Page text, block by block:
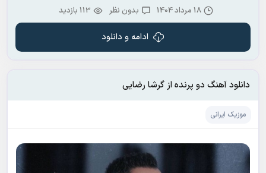
18 مرداد 1404 بدون نظر 113 بازدید
ادامه و دانلود
دانلود آهنگ دو پرنده از گرشا رضایی
موزیک ایرانی